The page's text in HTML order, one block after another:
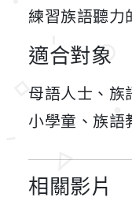
練習族語聽力
適合對象
母語人士、族
小學童、族語
相關影片